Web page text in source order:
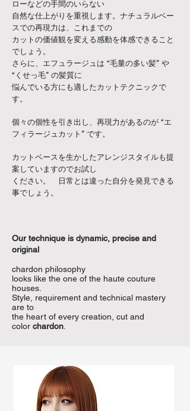
ローなどの手間のいらない
自然な仕上がりを重視します。ナチュラルベー
スでの再現力は、これまでの
カットの価値観を変える感動を体感できること
でしょう。
さらに、エフュラージュは “毛量の多い髪” や
“くせっ毛” の髪質に
悩んでいる方にも適したカットテクニックで
す。
​個々の個性を引き出し、再現力があるのが “エ
フィラージュカット” です。
カットベースを生かしたアレンジスタイルも提
案していますのでお試し
ください。 日常とは違った自分を発見できる
事でしょう。
Our technique is dynamic, precise and
original
chardon philosophy
looks like the one of the haute couture
houses.
Style, requirement and technical mastery
are to
the heart of every creation, cut and
color chardon